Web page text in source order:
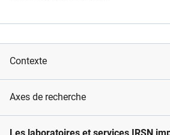
Contexte
Axes de recherche